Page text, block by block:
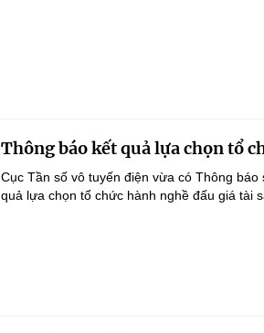
Thông báo kết quả lựa chọn tổ
Cục Tần số vô tuyến điện vừa có Thông
quả lựa chọn tổ chức hành nghề đấu giá tài